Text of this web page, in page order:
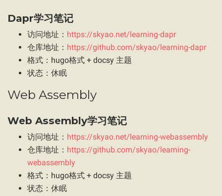
Dapr学习笔记
访问地址： https://skyao.net/learning-dapr
仓库地址： https://github.com/skyao/learning-dapr
格式：hugo格式 + docsy 主题
状态：休眠
Web Assembly
Web Assembly学习笔记
访问地址： https://skyao.net/learning-webassembly
仓库地址： https://github.com/skyao/learning-
webassembly
格式：hugo格式 + docsy 主题
状态：休眠